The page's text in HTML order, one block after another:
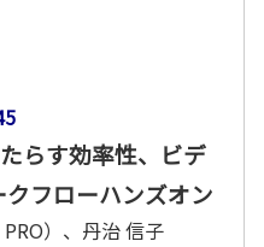
らす効率性、ビデ
フローハンズオン
）、丹治 信子